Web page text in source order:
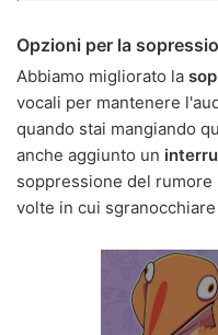
Opzioni per la
Abbiamo migliorato la
vocali per mantenere
quando stai mangiando
anche aggiunto un
soppressione del
volte in cui